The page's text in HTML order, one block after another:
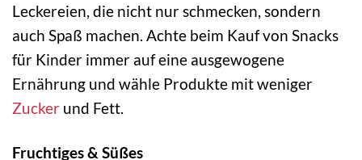
Leckereien, die nicht nur schmecken, sondern
auch Spaß machen. Achte beim Kauf von Snacks
für Kinder immer auf eine ausgewogene
Ernährung und wähle Produkte mit weniger
Zucker und Fett.
Fruchtiges & Süßes